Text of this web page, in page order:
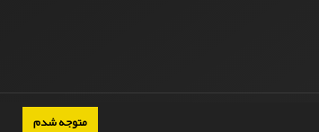
متوجه شدم